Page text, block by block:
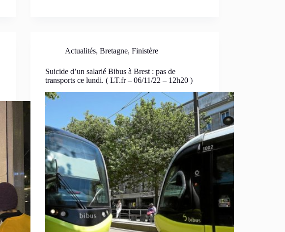
Actualités,Bretagne,Finistère
Suicide d’un salarié Bibus à Brest : pas de
transports ce lundi. ( LT.fr – 06/11/22 – 12h20 )